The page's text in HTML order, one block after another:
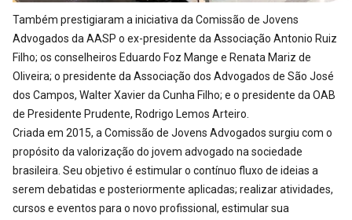
Também prestigiaram a iniciativa da Comissão de Jovens
Advogados da AASP o ex-presidente da Associação Antonio Ruiz
Filho; os conselheiros Eduardo Foz Mange e Renata Mariz de
Oliveira; o presidente da Associação dos Advogados de São José
dos Campos, Walter Xavier da Cunha Filho; e o presidente da OAB
de Presidente Prudente, Rodrigo Lemos Arteiro.
Criada em 2015, a Comissão de Jovens Advogados surgiu com o
propósito da valorização do jovem advogado na sociedade
brasileira. Seu objetivo é estimular o contínuo fluxo de ideias a
serem debatidas e posteriormente aplicadas; realizar atividades,
cursos e eventos para o novo profissional, estimular sua